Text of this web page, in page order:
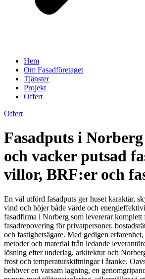
Hem
Om Fasadföretaget
Tjänster
Projekt
Offert
Offert
Fasadputs i
och vacker putsad
villor, BRF:er och
En väl utförd fasadputs ger huset karaktär,
vind och höjer både värde och
fasadfirma i Norberg som levererar komplett
fasadrenovering för privatpersoner,
och fastighetsägare. Med gedigen
metoder och material från ledande
lösning efter underlag, arkitektur och
frost och temperaturskiftningar i åtanke.
behöver en varsam lagning, en